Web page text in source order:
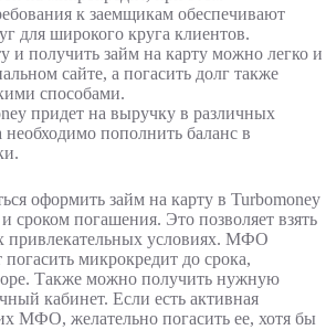
к заемщикам обеспечивают
для широкого круга клиентов.
и получить займ на карту можно легко и
сайте, а погасить долг также
способами.
придет на выручку в различных
необходимо пополнить баланс в
оформить займ на карту в Turbomoney
погашения. Это позволяет взять
привлекательных условиях. МФО
микрокредит до срока,
Также можно получить нужную
кабинет. Если есть активная
МФО, желательно погасить ее, хотя бы